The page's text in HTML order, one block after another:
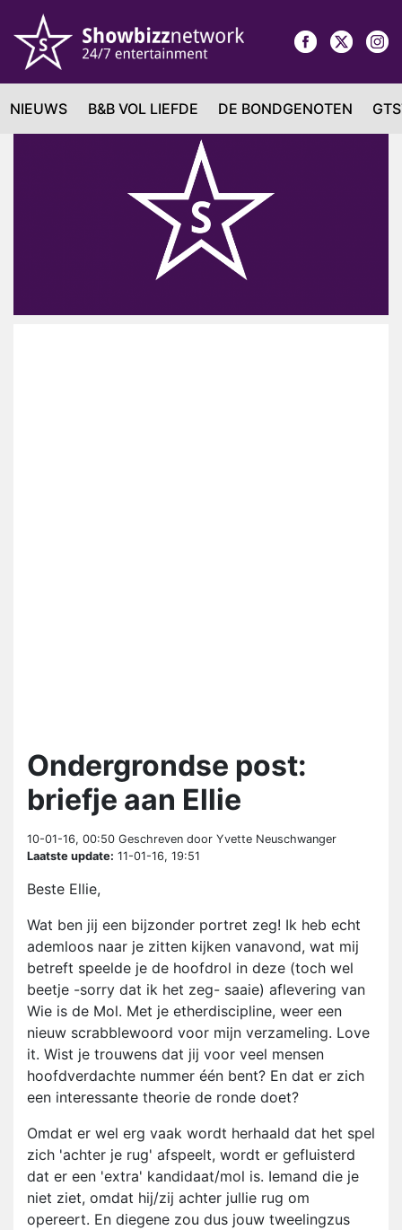
NIEUWS B&B VOL LIEFDE DE BONDGENOTEN
Ondergrondse post:
briefje aan Ellie
10-01-16, 00:50 Geschreven door Yvette Neuschwanger
Laatste update: 11-01-16, 19:51
Beste Ellie,
Wat ben jij een bijzonder portret zeg! Ik heb echt
ademloos naar je zitten kijken vanavond, wat mij
betreft speelde je de hoofdrol in deze (toch wel
beetje -sorry dat ik het zeg- saaie) aflevering van
Wie is de Mol. Met je etherdiscipline, weer een
nieuw scrabblewoord voor mijn verzameling. Love
it. Wist je trouwens dat jij voor veel mensen
hoofdverdachte nummer één bent? En dat er zich
een interessante theorie de ronde doet?
Omdat er wel erg vaak wordt herhaald dat het spel
zich 'achter je rug' afspeelt, wordt er gefluisterd
dat er een 'extra' kandidaat/mol is. Iemand die je
niet ziet, omdat hij/zij achter jullie rug om
opereert. En diegene zou dus jouw tweelingzus